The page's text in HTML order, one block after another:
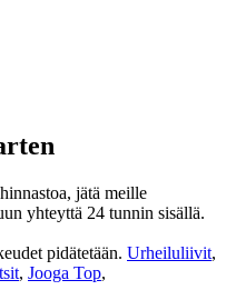
jätä meille
yhteyttä 24 tunnin sisällä.
pidätetään. Urheiluliivit,
, Jooga Top,